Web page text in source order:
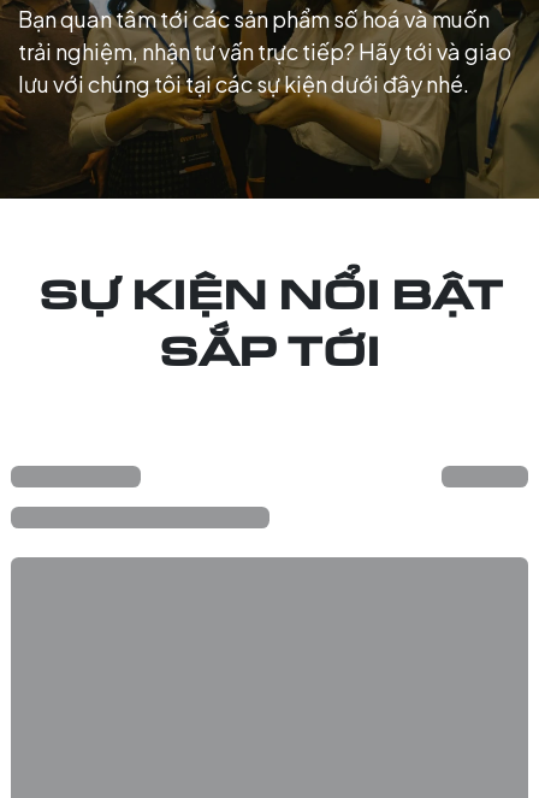
Bạn quan tâm tới các sản phẩm số hoá và muốn
trải nghiệm, nhận tư vấn trực tiếp? Hãy tới và giao
lưu với chúng tôi tại các sự kiện dưới đây nhé.
SỰ KIỆN NỔI BẬT
SẮP TỚI